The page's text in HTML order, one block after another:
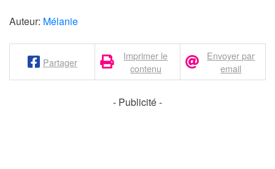
Auteur: Mélanie
Partager
Imprimer le
contenu
Envoyer par
email
- Publicité -